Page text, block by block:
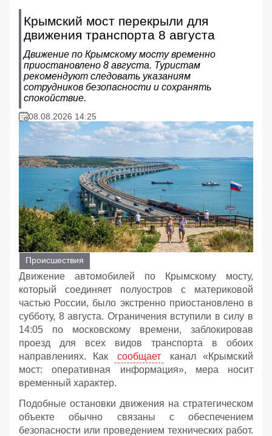
Крымский мост перекрыли для
движения транспорта 8 августа
Движение по Крымскому мосту временно
приостановлено 8 августа. Туристам
рекомендуют следовать указаниям
сотрудников безопасности и сохранять
спокойствие.
08.08.2026 14:25
Происшествия
Движение автомобилей по Крымскому мосту,
который соединяет полуостров с материковой
частью России, было экстренно приостановлено в
субботу, 8 августа. Ограничения вступили в силу в
14:05 по московскому времени, заблокировав
проезд для всех видов транспорта в обоих
направлениях. Как
сообщает
канал «Крымский
мост: оперативная информация», мера носит
временный характер.
Подобные остановки движения на стратегическом
объекте обычно связаны с обеспечением
безопасности или проведением технических работ.